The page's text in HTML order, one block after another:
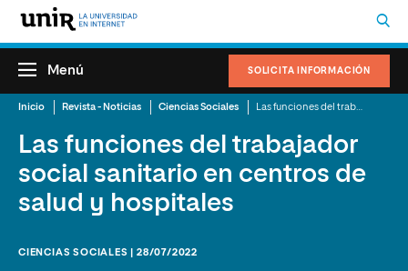
SOLICITA INFORMACIÓN
Menú
Inicio Revista - Noticias Ciencias Sociales
Las funciones del trabajador
social sanitario en centros de
salud y hospitales
CIENCIAS SOCIALES | 28/07/2022